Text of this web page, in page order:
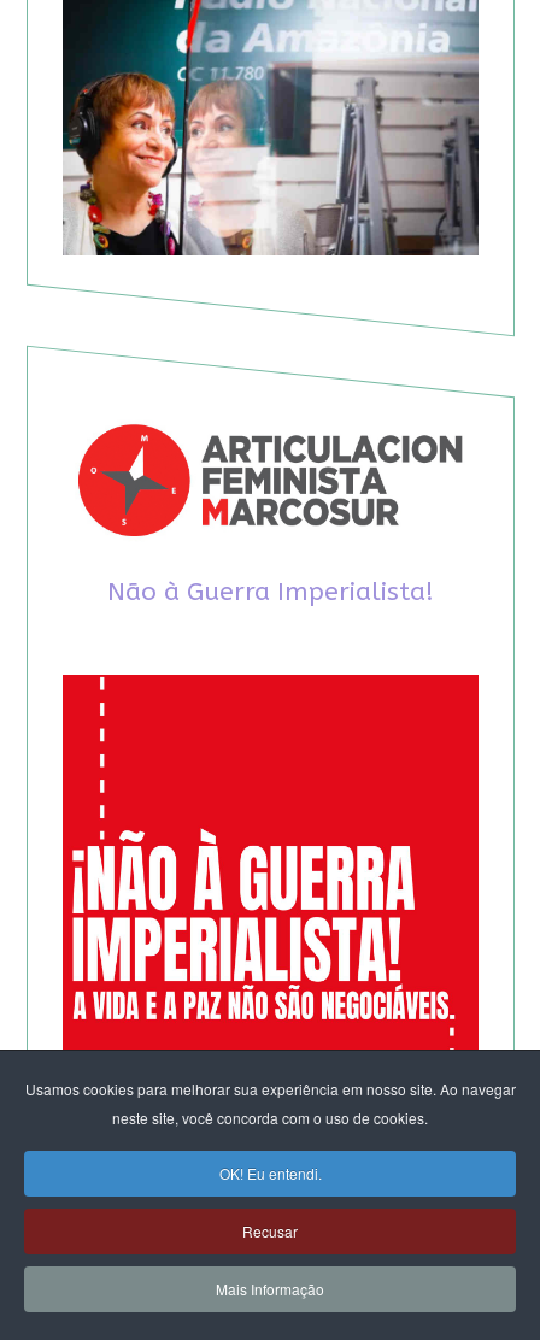
Usamos cookies para melhorar sua experiência em nosso site. Ao navegar
neste site, você concorda com o uso de cookies.
OK! Eu entendi.
Recusar
Mais Informação
Não à Guerra Imperialista!